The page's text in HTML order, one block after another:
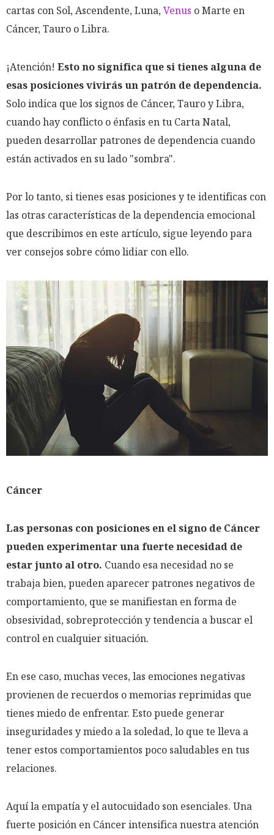
cartas con Sol, Ascendente, Luna,Venus o Marte en
Cáncer, Tauro o Libra.
¡Atención! Esto no significa que si tienes alguna de
esas posiciones vivirás un patrón de dependencia.
Solo indica que los signos de Cáncer, Tauro y Libra,
cuando hay conflicto o énfasis en tu Carta Natal,
pueden desarrollar patrones de dependencia cuando
están activados en su lado "sombra".
Por lo tanto, si tienes esas posiciones y te identificas con
las otras características de la dependencia emocional
que describimos en este artículo, sigue leyendo para
ver consejos sobre cómo lidiar con ello.
Cáncer
Las personas con posiciones en el signo de Cáncer
pueden experimentar una fuerte necesidad de
estar junto al otro. Cuando esa necesidad no se
trabaja bien, pueden aparecer patrones negativos de
comportamiento, que se manifiestan en forma de
obsesividad, sobreprotección y tendencia a buscar el
control en cualquier situación.
En ese caso, muchas veces, las emociones negativas
provienen de recuerdos o memorias reprimidas que
tienes miedo de enfrentar. Esto puede generar
inseguridades y miedo a la soledad, lo que te lleva a
tener estos comportamientos poco saludables en tus
relaciones.
Aquí la empatía y el autocuidado son esenciales. Una
fuerte posición en Cáncer intensifica nuestra atención